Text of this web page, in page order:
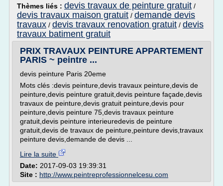
Thèmes liés : devis travaux de peinture gratuit /
devis travaux maison gratuit / demande devis
travaux / devis travaux renovation gratuit / devis
travaux batiment gratuit
PRIX TRAVAUX PEINTURE APPARTEMENT
PARIS ~ peintre ...
devis peinture Paris 20eme
Mots clés :devis peinture,devis travaux peinture,devis de
peinture,devis peinture gratuit,devis peinture façade,devis
travaux de peinture,devis gratuit peinture,devis pour
peinture,devis peinture 75,devis travaux peinture
gratuit,devis peinture interieuredevis de peinture
gratuit,devis de travaux de peinture,peinture devis,travaux
peinture devis,demande de devis ...
Lire la suite
Date: 2017-09-03 19:39:31
Site : http://www.peintreprofessionnelcesu.com